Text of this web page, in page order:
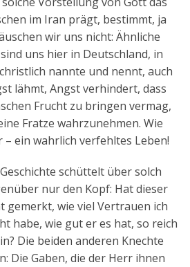
im Iran prägt, bestimmt, ja
wir uns nicht: Ähnliche
uns hier in Deutschland, in
nannte und nennt, auch
lähmt, Angst verhindert, dass
Frucht zu bringen vermag,
Fratze wahrzunehmen. Wie
ein wahrlich verfehltes Leben!
schüttelt über solch
nur den Kopf: Hat dieser
gemerkt, wie viel Vertrauen ich
habe, wie gut er es hat, so reich
Die beiden anderen Knechte
Die Gaben, die der Herr ihnen